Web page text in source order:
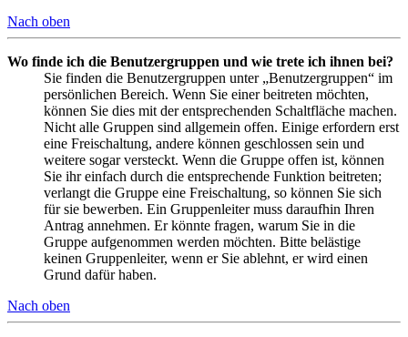
Nach oben
Wo finde ich die Benutzergruppen und wie trete ich ihnen bei?
Sie finden die Benutzergruppen unter „Benutzergruppen“ im
persönlichen Bereich. Wenn Sie einer beitreten möchten,
können Sie dies mit der entsprechenden Schaltfläche machen.
Nicht alle Gruppen sind allgemein offen. Einige erfordern erst
eine Freischaltung, andere können geschlossen sein und
weitere sogar versteckt. Wenn die Gruppe offen ist, können
Sie ihr einfach durch die entsprechende Funktion beitreten;
verlangt die Gruppe eine Freischaltung, so können Sie sich
für sie bewerben. Ein Gruppenleiter muss daraufhin Ihren
Antrag annehmen. Er könnte fragen, warum Sie in die
Gruppe aufgenommen werden möchten. Bitte belästige
keinen Gruppenleiter, wenn er Sie ablehnt, er wird einen
Grund dafür haben.
Nach oben